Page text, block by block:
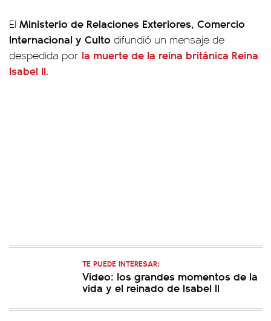
El Ministerio de Relaciones Exteriores, Comercio
Internacional y Culto difundió un mensaje de
despedida por la muerte de la reina británica Reina
Isabel II.
TE PUEDE INTERESAR:
Video: los grandes momentos de la
vida y el reinado de Isabel II